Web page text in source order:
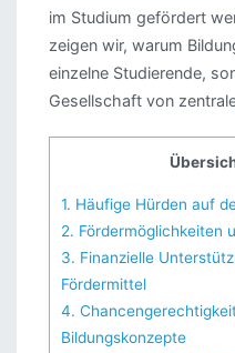
im Studium gefördert
zeigen wir, warum
einzelne Studierende,
Gesellschaft von
1. Häufige Hürden auf
2. Fördermöglichkeiten
3. Finanzielle
Fördermittel
4.
Bildungskonzepte